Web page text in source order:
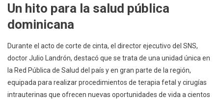
Un hito para la salud pública
dominicana
Durante el acto de corte de cinta, el director ejecutivo del SNS,
doctor Julio Landrón, destacó que se trata de una unidad única en
la Red Pública de Salud del país y en gran parte de la región,
equipada para realizar procedimientos de terapia fetal y cirugías
intrauterinas que ofrecen nuevas oportunidades de vida a cientos